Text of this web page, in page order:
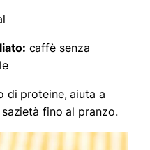
caffè senza
di proteine, aiuta a
fino al pranzo.